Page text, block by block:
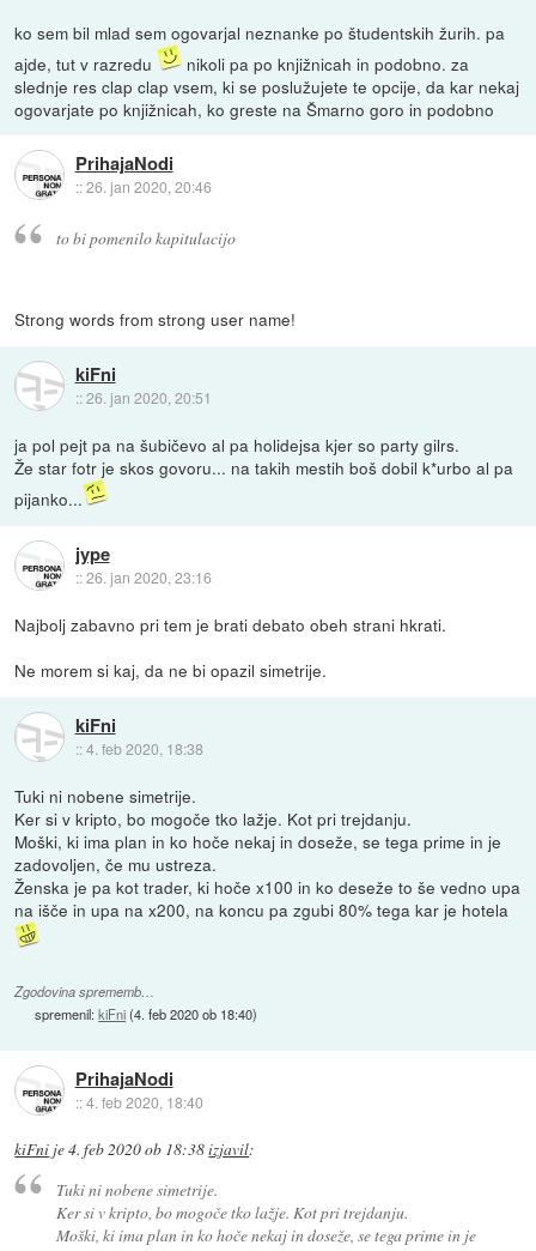
ko sem bil mlad sem ogovarjal neznanke po študentskih žurih. pa
ajde, tut v razredu
nikoli pa po knjižnicah in podobno. za
slednje res clap clap vsem, ki se poslužujete te opcije, da kar nekaj
ogovarjate po knjižnicah, ko greste na Šmarno goro in podobno
PrihajaNodi
::26. jan 2020, 20:46
to bi pomenilo kapitulacijo
Strong words from strong user name!
kiFni
::26. jan 2020, 20:51
ja pol pejt pa na šubičevo al pa holidejsa kjer so party gilrs.
Že star fotr je skos govoru... na takih mestih boš dobil k*urbo al pa
pijanko...
jype
::26. jan 2020, 23:16
Najbolj zabavno pri tem je brati debato obeh strani hkrati.
Ne morem si kaj, da ne bi opazil simetrije.
kiFni
::4. feb 2020, 18:38
Tuki ni nobene simetrije.
Ker si v kripto, bo mogoče tko lažje. Kot pri trejdanju.
Moški, ki ima plan in ko hoče nekaj in doseže, se tega prime in je
zadovoljen, če mu ustreza.
Ženska je pa kot trader, ki hoče x100 in ko deseže to še vedno upa
na išče in upa na x200, na koncu pa zgubi 80% tega kar je hotela
Zgodovina sprememb…
spremenil:kiFni(4. feb 2020 ob 18:40)
PrihajaNodi
::4. feb 2020, 18:40
kiFni je4. feb 2020 ob 18:38izjavil:
Tuki ni nobene simetrije.
Ker si v kripto, bo mogoče tko lažje. Kot pri trejdanju.
Moški, ki ima plan in ko hoče nekaj in doseže, se tega prime in je